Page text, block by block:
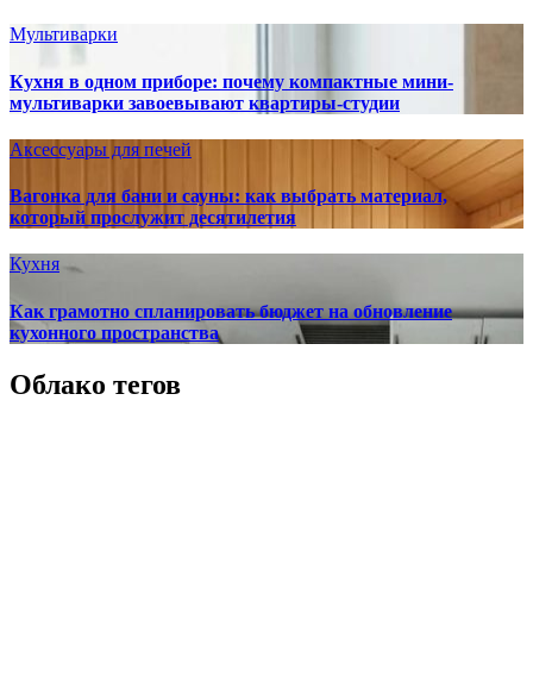
Мультиварки
Кухня в одном приборе: почему компактные мини-
мультиварки завоевывают квартиры-студии
Аксессуары для печей
Вагонка для бани и сауны: как выбрать материал,
который прослужит десятилетия
Кухня
Как грамотно спланировать бюджет на обновление
кухонного пространства
Облако тегов